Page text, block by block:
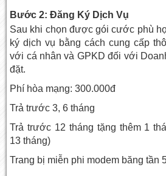
Bước 2: Đăng Ký Dịch Vụ
Sau khi chọn được gói cước phù
ký dịch vụ bằng cách cung cấp
với cá nhân và GPKD đối với
đặt.
Phí hòa mạng: 300.000đ
Trả trước 3, 6 tháng
Trả trước 12 tháng tặng thêm 1
13 tháng)
Trang bị miễn phi modem băng tần